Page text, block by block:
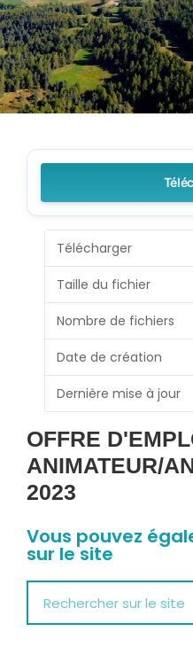
Télécharger
Taille du fichier
Nombre de fichiers
Date de création
Dernière mise à jour
OFFRE
ANIMATEUR/
2023
Vous pouvez
sur le site